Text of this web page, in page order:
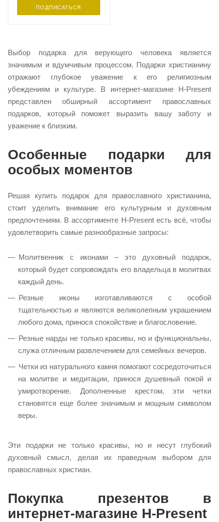
ПОДПИСАТЬСЯ
Выбор подарка для верующего человека является
значимым и вдумчивым процессом. Подарки христианину
отражают глубокое уважение к его религиозным
убеждениям и культуре. В интернет-магазине H-Present
представлен обширный ассортимент православных
подарков, который поможет выразить вашу заботу и
уважение к близким.
Особенные подарки для
особых моментов
Решая купить подарок для православного христианина,
стоит уделить внимание его культурным и духовным
предпочтениям. В ассортименте H-Present есть всё, чтобы
удовлетворить самые разнообразные запросы:
Молитвенник с иконами – это духовный подарок,
который будет сопровождать его владельца в молитвах
каждый день.
Резные иконы изготавливаются с особой
тщательностью и являются великолепным украшением
любого дома, принося спокойствие и благословение.
Резные нарды не только красивы, но и функциональны,
служа отличным развлечением для семейных вечеров.
Четки из натурального камня помогают сосредоточиться
на молитве и медитации, принося душевный покой и
умиротворение. Дополненные крестом, эти четки
становятся еще более значимым и мощным символом
веры.
Эти подарки не только красивы, но и несут глубокий
духовный смысл, делая их праведным выбором для
православных христиан.
Покупка презентов в
интернет-магазине H-Present